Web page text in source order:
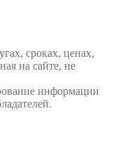
сроках, ценах,
на сайте, не
информации